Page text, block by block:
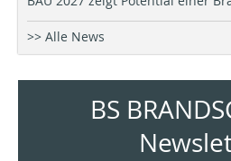
>> Alle News
BS